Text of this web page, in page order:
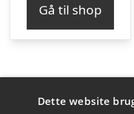
var:
kr. 249,95.
kr.
Gå til shop
Varekategorier
Dette website